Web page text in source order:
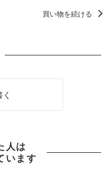
買い物を続ける
人は
います